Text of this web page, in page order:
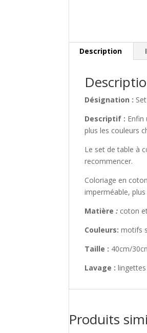
Description
Désignation :
Descriptif : Enfin
plus les couleurs
Le set de table à
recommencer.
Coloriage en
imperméable,
Matière: coton
Couleurs:motifs
Taille : 40cm/
Lavage :
Produits